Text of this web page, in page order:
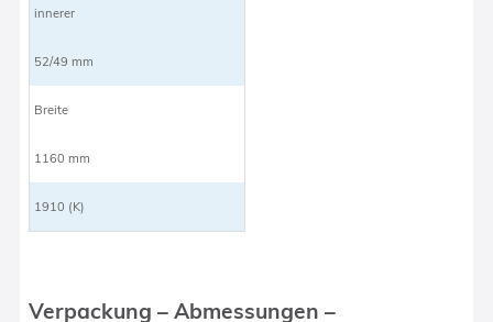
innerer
52/49 mm
Breite
1160 mm
1910 (K)
Verpackung – Abmessungen –